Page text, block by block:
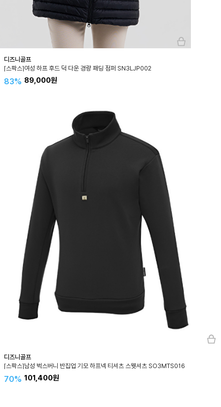
디즈니골프
[스팍스]여성 하프 후드 덕 다운 경량 패딩 점퍼 SN3LJP002
83% 89,000원
디즈니골프
[스팍스]남성 벅스버니 반집업 기모 하프넥 티셔츠 스웻셔츠 SO3MTS016
70% 101,400원